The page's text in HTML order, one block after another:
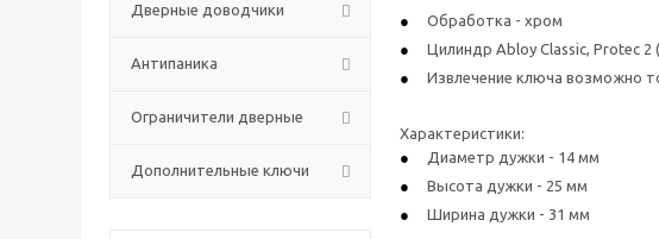
Дверные доводчики
Антипаника
Ограничители дверные
Дополнительные ключи
Обработка - хром
Цилиндр Abloy Classic, Protec 2
Извлечение ключа возможно
Характеристики:
Диаметр дужки - 14 мм
Высота дужки - 25 мм
Ширина дужки - 31 мм